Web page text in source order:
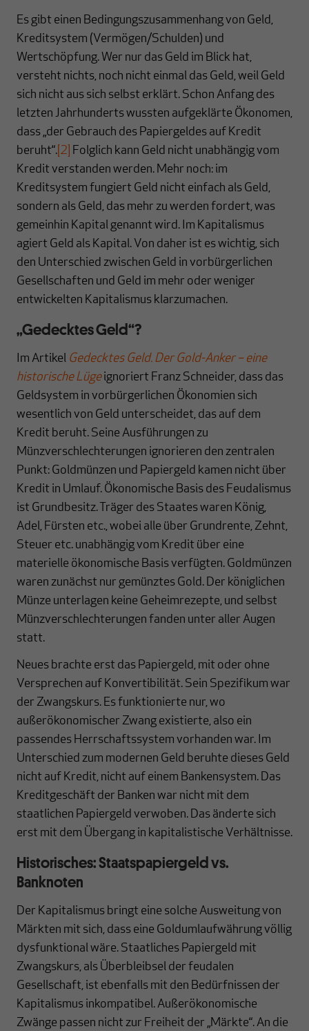
Es gibt einen Bedingungszusammenhang von Geld,
Kreditsystem (Vermögen/Schulden) und
Wertschöpfung. Wer nur das Geld im Blick hat,
versteht nichts, noch nicht einmal das Geld, weil Geld
sich nicht aus sich selbst erklärt. Schon Anfang des
letzten Jahrhunderts wussten aufgeklärte Ökonomen,
dass „der Gebrauch des Papiergeldes auf Kredit
beruht“. [2] Folglich kann Geld nicht unabhängig vom
Kredit verstanden werden. Mehr noch: im
Kreditsystem fungiert Geld nicht einfach als Geld,
sondern als Geld, das mehr zu werden fordert, was
gemeinhin Kapital genannt wird. Im Kapitalismus
agiert Geld als Kapital. Von daher ist es wichtig, sich
den Unterschied zwischen Geld in vorbürgerlichen
Gesellschaften und Geld im mehr oder weniger
entwickelten Kapitalismus klarzumachen.
„Gedecktes Geld“?
Im Artikel Gedecktes Geld. Der Gold-Anker – eine
historische Lügeignoriert Franz Schneider, dass das
Geldsystem in vorbürgerlichen Ökonomien sich
wesentlich von Geld unterscheidet, das auf dem
Kredit beruht. Seine Ausführungen zu
Münzverschlechterungen ignorieren den zentralen
Punkt: Goldmünzen und Papiergeld kamen nicht über
Kredit in Umlauf. Ökonomische Basis des Feudalismus
ist Grundbesitz. Träger des Staates waren König,
Adel, Fürsten etc., wobei alle über Grundrente, Zehnt,
Steuer etc. unabhängig vom Kredit über eine
materielle ökonomische Basis verfügten. Goldmünzen
waren zunächst nur gemünztes Gold. Der königlichen
Münze unterlagen keine Geheimrezepte, und selbst
Münzverschlechterungen fanden unter aller Augen
statt.
Neues brachte erst das Papiergeld, mit oder ohne
Versprechen auf Konvertibilität. Sein Spezifikum war
der Zwangskurs. Es funktionierte nur, wo
außerökonomischer Zwang existierte, also ein
passendes Herrschaftssystem vorhanden war. Im
Unterschied zum modernen Geld beruhte dieses Geld
nicht auf Kredit, nicht auf einem Bankensystem. Das
Kreditgeschäft der Banken war nicht mit dem
staatlichen Papiergeld verwoben. Das änderte sich
erst mit dem Übergang in kapitalistische Verhältnisse.
Historisches: Staatspapiergeld vs.
Banknoten
Der Kapitalismus bringt eine solche Ausweitung von
Märkten mit sich, dass eine Goldumlaufwährung völlig
dysfunktional wäre. Staatliches Papiergeld mit
Zwangskurs, als Überbleibsel der feudalen
Gesellschaft, ist ebenfalls mit den Bedürfnissen der
Kapitalismus inkompatibel. Außerökonomische
Zwänge passen nicht zur Freiheit der „Märkte“. An die